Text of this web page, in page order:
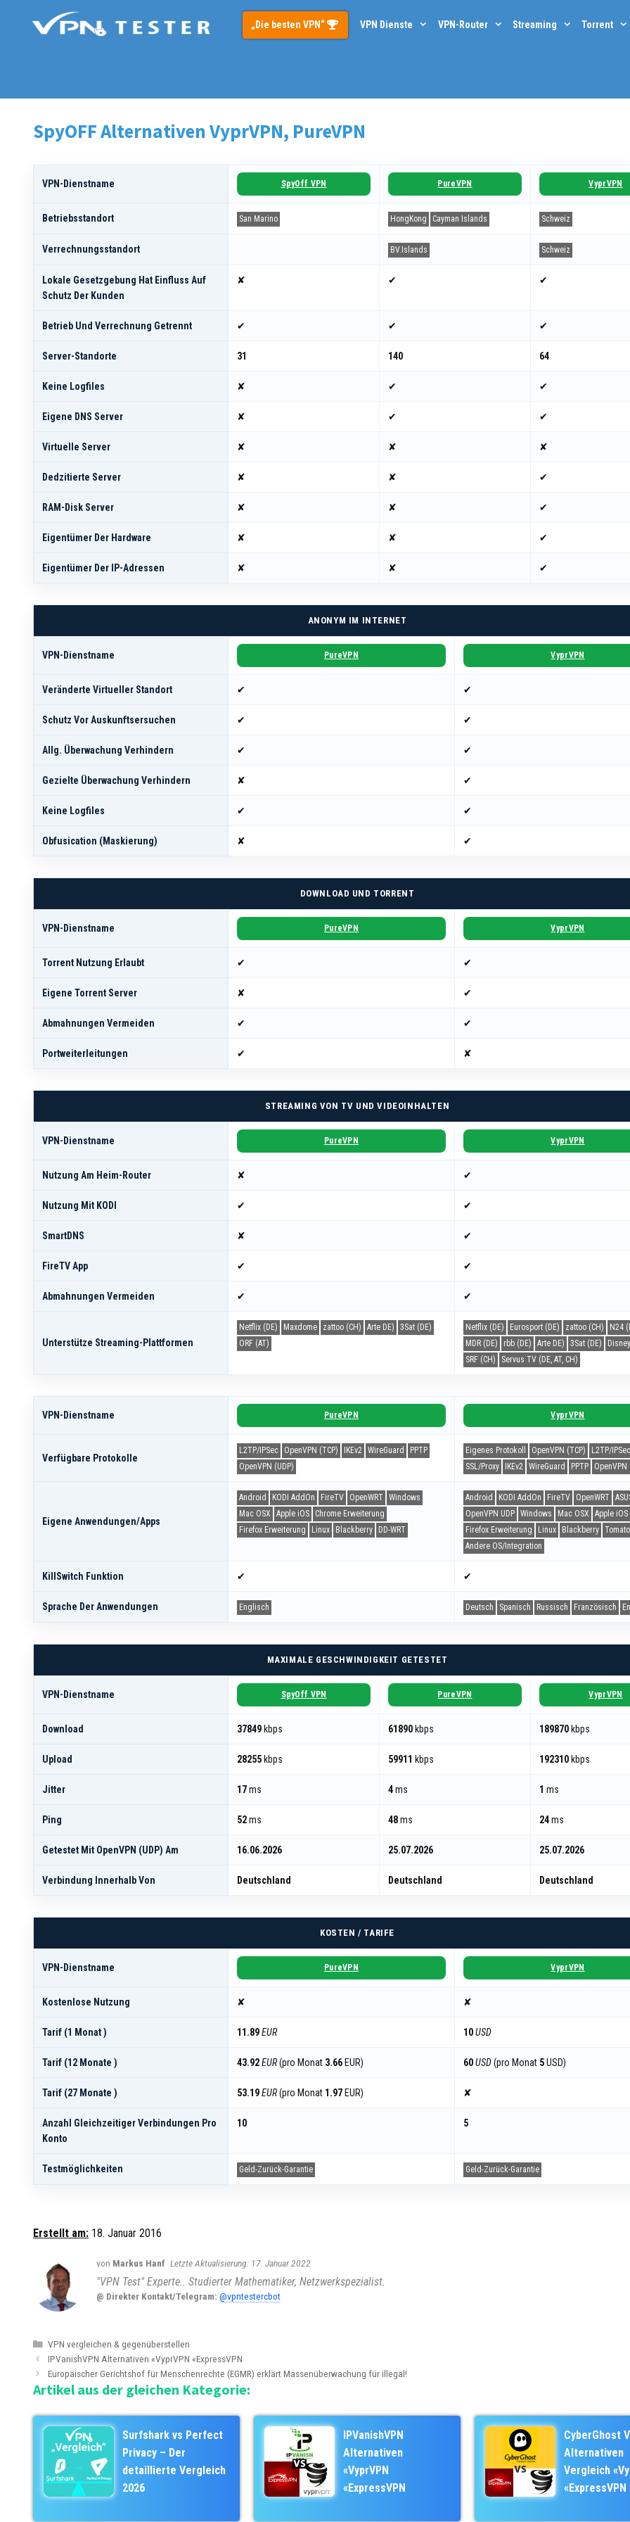
„Die besten VPN“ VPN Dienste VPN-Router Streaming Torrent
SpyOFF Alternativen VyprVPN, PureVPN
VPN-Dienstname SpyOff VPN PureVPN VyprVPN
Betriebsstandort San Marino HongKong Cayman Islands Schweiz
Verrechnungsstandort BV.Islands Schweiz
Lokale Gesetzgebung Hat Einfluss Auf
Schutz Der Kunden
✘ ✔ ✔
Betrieb Und Verrechnung Getrennt ✔ ✔ ✔
Server-Standorte 31 140 64
Keine Logfiles ✘ ✔ ✔
Eigene DNS Server ✘ ✔ ✔
Virtuelle Server ✘ ✘ ✘
Dedzitierte Server ✘ ✘ ✔
RAM-Disk Server ✘ ✘ ✔
Eigentümer Der Hardware ✘ ✘ ✔
Eigentümer Der IP-Adressen ✘ ✘ ✔
ANONYM IM INTERNET
VPN-Dienstname PureVPN VyprVPN
Veränderte Virtueller Standort ✔ ✔
Schutz Vor Auskunftsersuchen ✔ ✔
Allg. Überwachung Verhindern ✔ ✔
Gezielte Überwachung Verhindern ✘ ✔
Keine Logfiles ✔ ✔
Obfusication (Maskierung) ✘ ✔
DOWNLOAD UND TORRENT
VPN-Dienstname PureVPN VyprVPN
Torrent Nutzung Erlaubt ✔ ✔
Eigene Torrent Server ✘ ✔
Abmahnungen Vermeiden ✔ ✔
Portweiterleitungen ✔ ✘
STREAMING VON TV UND VIDEOINHALTEN
VPN-Dienstname PureVPN VyprVPN
Nutzung Am Heim-Router ✘ ✔
Nutzung Mit KODI ✔ ✔
SmartDNS ✘ ✔
FireTV App ✔ ✔
Abmahnungen Vermeiden ✔ ✔
Unterstütze Streaming-Plattformen
Netflix (DE) Maxdome zattoo (CH) Arte DE)
3Sat (DE)
ORF (AT)
Netflix (DE) Eurosport (DE) zattoo (CH)
N24
MDR (DE)
rbb (DE) Arte DE) 3Sat (DE)
SRF (CH)
Servus TV (DE, AT, CH)
VPN-Dienstname PureVPN VyprVPN
Verfügbare Protokolle
L2TP/IPSec OpenVPN (TCP) IKEv2 WireGuard
PPTP
OpenVPN (UDP)
Eigenes Protokoll OpenVPN (TCP)
L2TP/IPSec
SSL/Proxy
IKEv2 WireGuard PPTP OpenVPN
Eigene Anwendungen/Apps
Android KODI AddOn FireTV OpenWRT Windows
Mac OSX
Apple iOS
Chrome Erweiterung
Firefox Erweiterung
Linux Blackberry DD-WRT
Android KODI AddOn FireTV OpenWRT
OpenVPN UDP Windows Mac OSX
Apple iOS
Firefox Erweiterung
Linux Blackberry Tomato
Andere OS/Integration
KillSwitch Funktion ✔ ✔
Sprache Der Anwendungen Englisch Deutsch Spanisch Russisch Französisch
MAXIMALE GESCHWINDIGKEIT GETESTET
VPN-Dienstname SpyOff VPN PureVPN VyprVPN
Download 37849 kbps 61890 kbps 189870 kbps
Upload 28255 kbps 59911 kbps 192310 kbps
Jitter 17ms 4ms 1 ms
Ping 52ms 48ms 24ms
Getestet Mit OpenVPN (UDP) Am 16.06.2026 25.07.2026 25.07.2026
Verbindung Innerhalb Von Deutschland Deutschland Deutschland
KOSTEN / TARIFE
VPN-Dienstname PureVPN VyprVPN
Kostenlose Nutzung ✘ ✘
Tarif (1 Monat ) 11.89EUR 10USD
Tarif (12 Monate ) 43.92EUR(pro Monat 3.66 EUR) 60USD(pro Monat 5USD)
Tarif (27 Monate ) 53.19EUR(pro Monat 1.97 EUR) ✘
Anzahl Gleichzeitiger Verbindungen Pro
Konto
10 5
Testmöglichkeiten Geld-Zurück-Garantie Geld-Zurück-Garantie
Erstellt am: 18. Januar 2016
von Markus Hanf 17. Januar 2022
"VPN Test" Experte.. Studierter Mathematiker, Netzwerkspezialist.
@ Direkter Kontakt/Telegram: @vpntestercbot
K
a
t
e
o
n
VPN vergleichen & gegenüberstellen
B
e
i
r
IPVanishVPN Alternativen «VyprVPN «ExpressVPN
Europäischer Gerichtshof für Menschenrechte (EGMR) erklärt Massenüberwachung für illegal!
Artikel aus der gleichen Kategorie:
Surfshark vs Perfect
Privacy – Der
detaillierte Vergleich
2026
IPVanishVPN
Alternativen
«VyprVPN
«ExpressVPN
CyberGhost
Alternativen
Vergleich
«ExpressVPN